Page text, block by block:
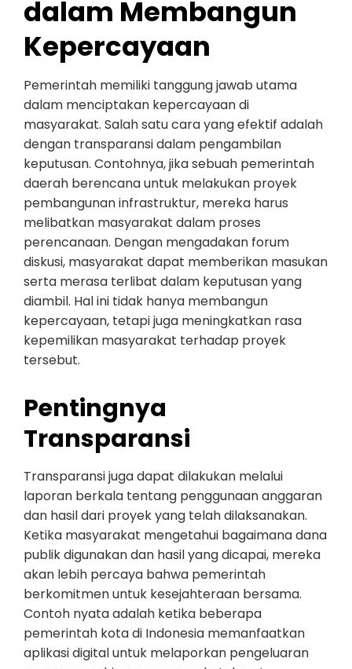
dalam Membangun
Kepercayaan
Pemerintah memiliki tanggung jawab utama
dalam menciptakan kepercayaan di
masyarakat. Salah satu cara yang efektif adalah
dengan transparansi dalam pengambilan
keputusan. Contohnya, jika sebuah pemerintah
daerah berencana untuk melakukan proyek
pembangunan infrastruktur, mereka harus
melibatkan masyarakat dalam proses
perencanaan. Dengan mengadakan forum
diskusi, masyarakat dapat memberikan masukan
serta merasa terlibat dalam keputusan yang
diambil. Hal ini tidak hanya membangun
kepercayaan, tetapi juga meningkatkan rasa
kepemilikan masyarakat terhadap proyek
tersebut.
Pentingnya
Transparansi
Transparansi juga dapat dilakukan melalui
laporan berkala tentang penggunaan anggaran
dan hasil dari proyek yang telah dilaksanakan.
Ketika masyarakat mengetahui bagaimana dana
publik digunakan dan hasil yang dicapai, mereka
akan lebih percaya bahwa pemerintah
berkomitmen untuk kesejahteraan bersama.
Contoh nyata adalah ketika beberapa
pemerintah kota di Indonesia memanfaatkan
aplikasi digital untuk melaporkan pengeluaran